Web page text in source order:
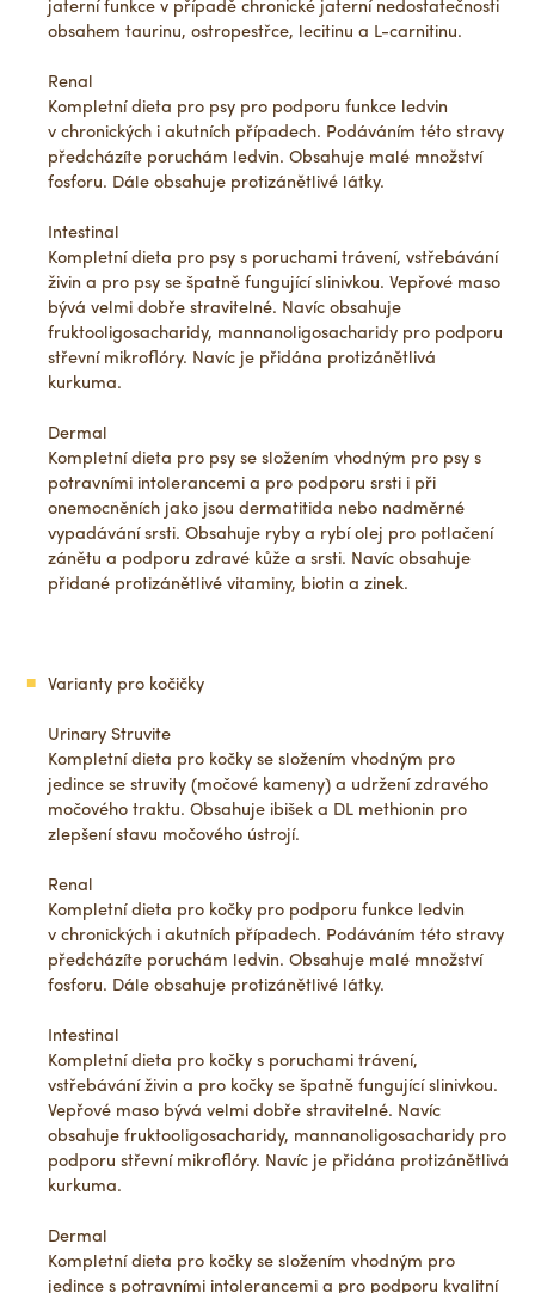
obsahem taurinu, ostropestřce, lecitinu a L-carnitinu.
Renal
Kompletní dieta pro psy pro podporu funkce ledvin
v chronických i akutních případech. Podáváním této stravy
předcházíte poruchám ledvin. Obsahuje malé množství
fosforu. Dále obsahuje protizánětlivé látky.
Intestinal
Kompletní dieta pro psy s poruchami trávení, vstřebávání
živin a pro psy se špatně fungující slinivkou. Vepřové maso
bývá velmi dobře stravitelné. Navíc obsahuje
fruktooligosacharidy, mannanoligosacharidy pro podporu
střevní mikroflóry. Navíc je přidána protizánětlivá
kurkuma.
Dermal
Kompletní dieta pro psy se složením vhodným pro psy s
potravními intolerancemi a pro podporu srsti i při
onemocněních jako jsou dermatitida nebo nadměrné
vypadávání srsti. Obsahuje ryby a rybí olej pro potlačení
zánětu a podporu zdravé kůže a srsti. Navíc obsahuje
přidané protizánětlivé vitaminy, biotin a zinek.
Varianty pro kočičky
Urinary Struvite
Kompletní dieta pro kočky se složením vhodným pro
jedince se struvity (močové kameny) a udržení zdravého
močového traktu. Obsahuje ibišek a DL methionin pro
zlepšení stavu močového ústrojí.
Renal
Kompletní dieta pro kočky pro podporu funkce ledvin
v chronických i akutních případech. Podáváním této stravy
předcházíte poruchám ledvin. Obsahuje malé množství
fosforu. Dále obsahuje protizánětlivé látky.
Intestinal
Kompletní dieta pro kočky s poruchami trávení,
vstřebávání živin a pro kočky se špatně fungující slinivkou.
Vepřové maso bývá velmi dobře stravitelné. Navíc
obsahuje fruktooligosacharidy, mannanoligosacharidy pro
podporu střevní mikroflóry. Navíc je přidána protizánětlivá
kurkuma.
Dermal
Kompletní dieta pro kočky se složením vhodným pro
jedince s potravními intolerancemi a pro podporu kvalitní